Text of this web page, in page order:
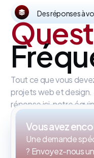
Des réponses à
Tout ce que vous
projets web et design.
réponse ici, notre
Vous avez
Une demande
? Envoyez-nous